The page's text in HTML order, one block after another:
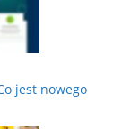
jest nowego